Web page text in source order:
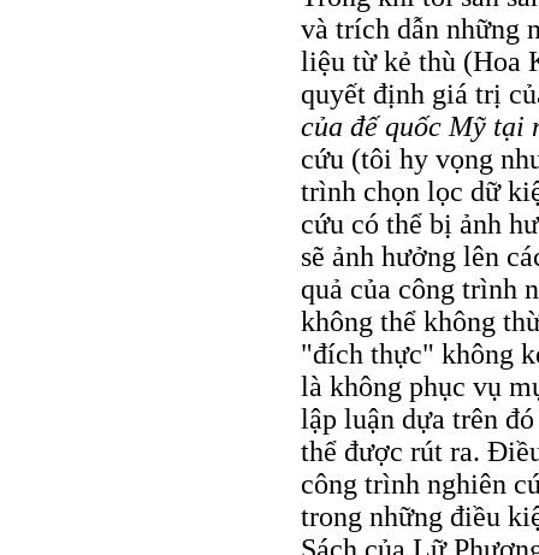
và trích dẫn những
liệu từ kẻ thù (Hoa
quyết định giá trị
của đế quốc Mỹ tại
cứu (tôi hy vọng
trình chọn lọc dữ
cứu có thể bị ảnh
sẽ ảnh hưởng lên
quả của công trình
không thể không
"đích thực" không
là không phục vụ
lập luận dựa trên
thể được rút ra.
công trình nghiên
trong những điều